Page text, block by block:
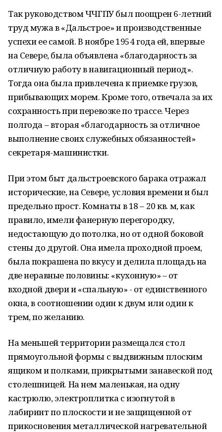
Так руководством ЧЧГПУ был поощрен 6-летний
труд мужа в «Дальстрое» и производственные
успехи ее самой. В ноябре 1954 года ей, впервые
на Севере, была объявлена «благодарность за
отличную работу в навигационный период».
Тогда она была привлечена к приемке грузов,
прибывающих морем. Кроме того, отвечала за их
сохранность при перевозке по трассе. Через
полгода – вторая «благодарность за отличное
выполнение своих служебных обязанностей»
секретаря-машинистки.
При этом быт дальстроевского барака отражал
исторические, на Севере, условия времени и был
предельно прост. Комнаты в 18 – 20 кв. м, как
правило, имели фанерную перегородку,
недостающую до потолка, но от одной боковой
стены до другой. Она имела проходной проем,
была покрашена по вкусу и делила площадь на
две неравные половины: «кухонную» – от
входной двери и «спальную» - от единственного
окна, в соотношении один к двум или один к
трем, по желанию.
На меньшей территории размещался стол
прямоугольной формы с выдвижным плоским
ящиком и полками, прикрытыми занавеской под
столешницей. На нем маленькая, на одну
кастрюлю, электроплитка с изогнутой в
лабиринт по плоскости и не защищенной от
прикосновения металлической нагревательной